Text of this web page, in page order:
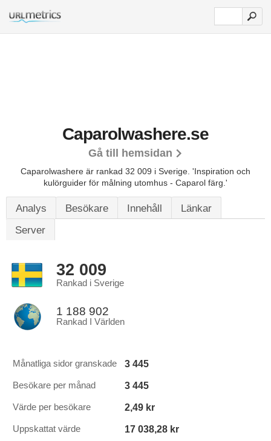
Caparolwashere.se
Gå till hemsidan
Caparolwashere är rankad 32 009 i Sverige. 'Inspiration och
kulörguider för målning utomhus - Caparol färg.'
Analys Besökare Innehåll
Länkar
Server
32 009
Rankad i Sverige
1 188 902
Rankad I Världen
Månatliga sidor granskade 3 445
Besökare per månad 3 445
Värde per besökare 2,49 kr
Uppskattat värde 17 038,28 kr